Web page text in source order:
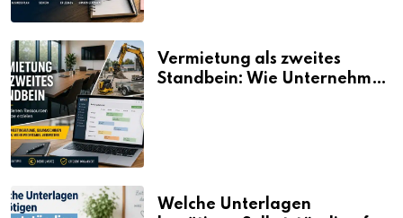
Vermietung als zweites
Standbein: Wie Unternehmen
Welche Unterlagen